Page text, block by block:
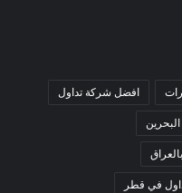
افضل شركة تداول
في قطر